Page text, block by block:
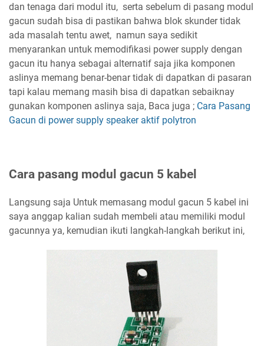
dan tenaga dari modul itu, serta sebelum di pasang modul
gacun sudah bisa di pastikan bahwa blok skunder tidak
ada masalah tentu awet, namun saya sedikit
menyarankan untuk memodifikasi power supply dengan
gacun itu hanya sebagai alternatif saja jika komponen
aslinya memang benar-benar tidak di dapatkan di pasaran
tapi kalau memang masih bisa di dapatkan sebaiknay
gunakan komponen aslinya saja, Baca juga ; Cara Pasang
Gacun di power supply speaker aktif polytron
Cara pasang modul gacun 5 kabel
Langsung saja Untuk memasang modul gacun 5 kabel ini
saya anggap kalian sudah membeli atau memiliki modul
gacunnya ya, kemudian ikuti langkah-langkah berikut ini,